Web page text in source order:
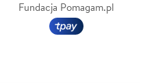
Fundacja Pomagam.pl